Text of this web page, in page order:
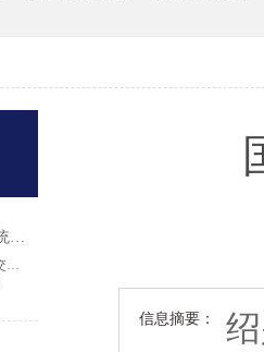
信息摘要：
轨道交通AFC系统产品·常见问答
本段围绕国朗轨道交通 AFC 闸机、自助售票机选型常见问题作出解答：翼闸适配高客流地铁换乘大站，拍打门机身轻薄，适用于客流平缓线路及实名制核验场景；43 寸大屏 TVM 售票机兼容境内外多种支付方式，可落地跨境交通枢纽项目；无障碍通行无需单独采购设备，直接选用原厂 900mm 加宽通道闸机即可满足轮椅、大件行李通行规范，两款闸机都具备消防、断电自动放行的安全配置。